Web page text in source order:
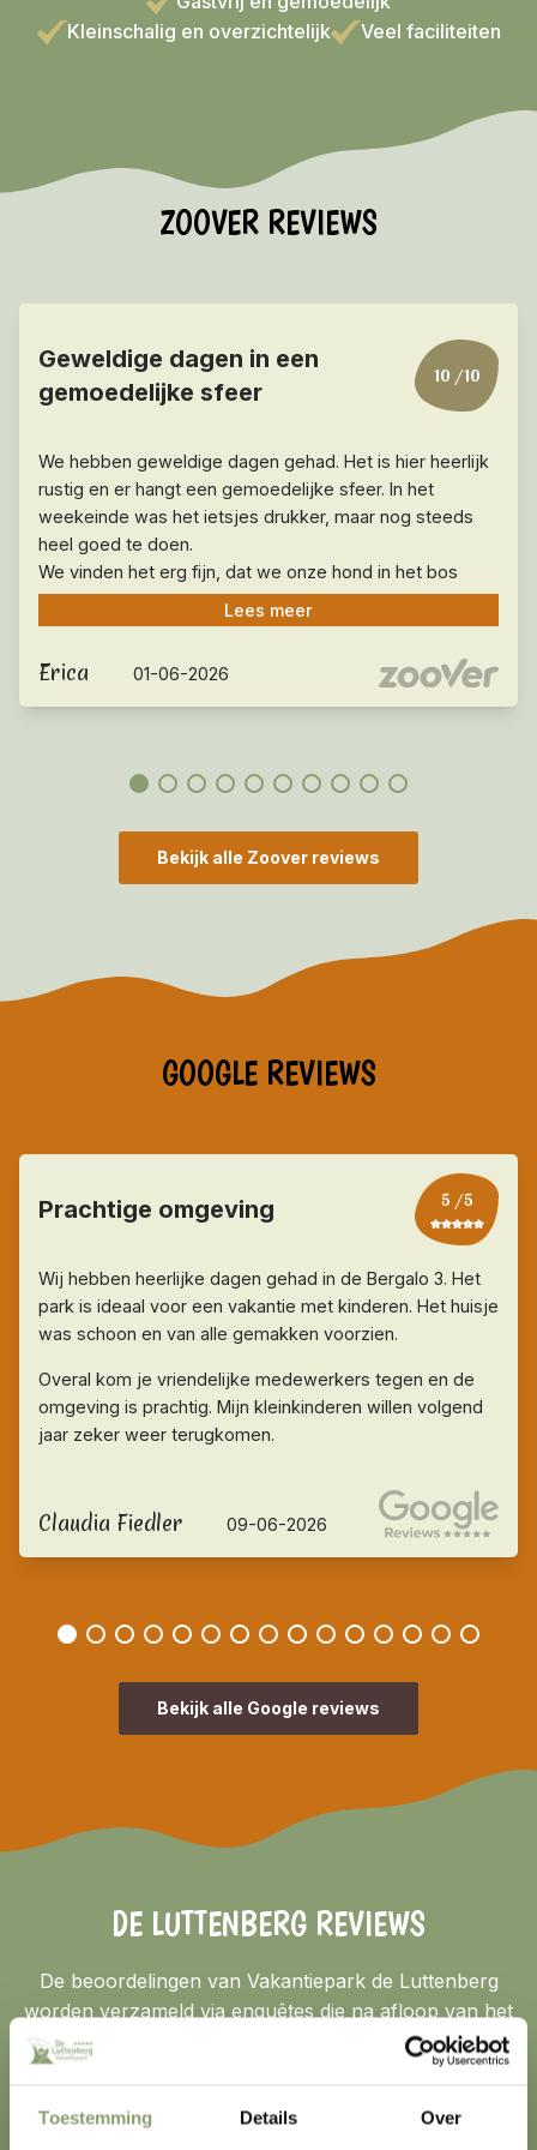
Toestemming Details Over
Informatie
Kleinschalig en overzichtelijk
Veel faciliteiten
ZOOVER REVIEWS
Geweldige dagen in een
gemoedelijke sfeer
10 /10
We hebben geweldige dagen gehad. Het is hier heerlijk
rustig en er hangt een gemoedelijke sfeer. In het
weekeinde was het ietsjes drukker, maar nog steeds
heel goed te doen.
We vinden het erg fijn, dat we onze hond in het bos
direct buiten het park kunnen uitlaten.
Tot slot willen we vermelden, dat alle medewerkers
zeer vriendelijk en zeer servicegericht zijn, hulde en
dank daarvoor en hopelijk tot volgend jaar!
Lees meer
Erica 01-06-2026
Bekijk alle Zoover reviews
GOOGLE REVIEWS
Prachtige omgeving 5 /5
Wij hebben heerlijke dagen gehad in de Bergalo 3. Het
park is ideaal voor een vakantie met kinderen. Het huisje
was schoon en van alle gemakken voorzien.
Overal kom je vriendelijke medewerkers tegen en de
omgeving is prachtig. Mijn kleinkinderen willen volgend
jaar zeker weer terugkomen.
Claudia Fiedler 09-06-2026
Bekijk alle Google reviews
DE LUTTENBERG REVIEWS
De beoordelingen van Vakantiepark de Luttenberg
worden verzameld via enquêtes die na afloop van het